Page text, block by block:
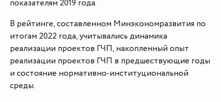
показателям 2019 года.
В рейтинге, составленном Минэкономразвития по
итогам 2022 года, учитывались динамика
реализации проектов ГЧП, накопленный опыт
реализации проектов ГЧП в предшествующие годы
и состояние нормативно-институциональной
среды.